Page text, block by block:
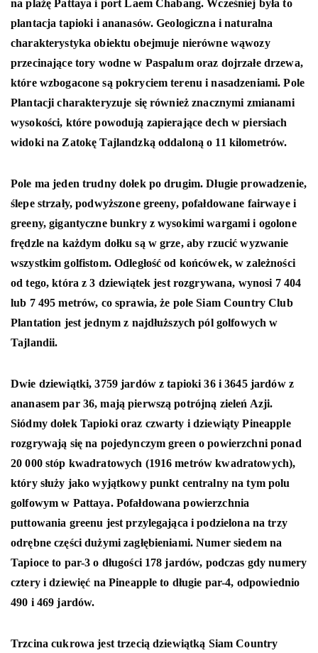
na plażę Pattaya i port Laem Chabang. Wcześniej była to
plantacja tapioki i ananasów. Geologiczna i naturalna
charakterystyka obiektu obejmuje nierówne wąwozy
przecinające tory wodne w Paspalum oraz dojrzałe drzewa,
które wzbogacone są pokryciem terenu i nasadzeniami. Pole
Plantacji charakteryzuje się również znacznymi zmianami
wysokości, które powodują zapierające dech w piersiach
widoki na Zatokę Tajlandzką oddaloną o 11 kilometrów.
Pole ma jeden trudny dołek po drugim. Długie prowadzenie,
ślepe strzały, podwyższone greeny, pofałdowane fairwaye i
greeny, gigantyczne bunkry z wysokimi wargami i ogolone
frędzle na każdym dołku są w grze, aby rzucić wyzwanie
wszystkim golfistom. Odległość od końcówek, w zależności
od tego, która z 3 dziewiątek jest rozgrywana, wynosi 7 404
lub 7 495 metrów, co sprawia, że ​​pole Siam Country Club
Plantation jest jednym z najdłuższych pól golfowych w
Tajlandii.
Dwie dziewiątki, 3759 jardów z tapioki 36 i 3645 jardów z
ananasem par 36, mają pierwszą potrójną zieleń Azji.
Siódmy dołek Tapioki oraz czwarty i dziewiąty Pineapple
rozgrywają się na pojedynczym green o powierzchni ponad
20 000 stóp kwadratowych (1916 metrów kwadratowych),
który służy jako wyjątkowy punkt centralny na tym polu
golfowym w Pattaya. Pofałdowana powierzchnia
puttowania greenu jest przylegająca i podzielona na trzy
odrębne części dużymi zagłębieniami. Numer siedem na
Tapioce to par-3 o długości 178 jardów, podczas gdy numery
cztery i dziewięć na Pineapple to długie par-4, odpowiednio
490 i 469 jardów.
Trzcina cukrowa jest trzecią dziewiątką Siam Country